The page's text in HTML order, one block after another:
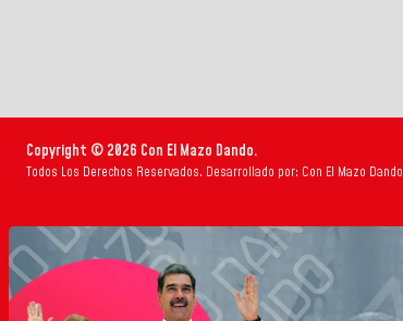
Copyright © 2026 Con El Mazo Dando.
Todos Los Derechos Reservados. Desarrollado por: Con El Mazo Dando